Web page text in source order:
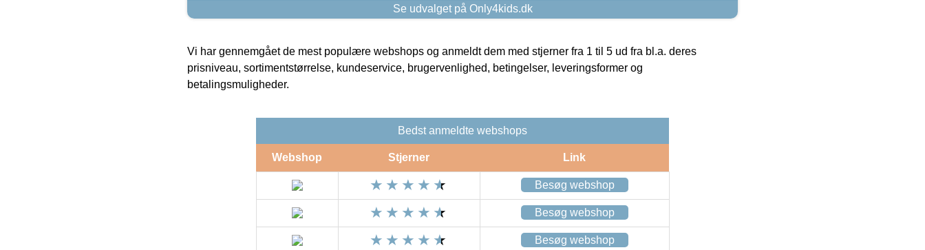
Se udvalget på Only4kids.dk
Vi har gennemgået de mest populære webshops og anmeldt dem med stjerner fra 1 til 5 ud fra bl.a. deres
prisniveau, sortimentstørrelse, kundeservice, brugervenlighed, betingelser, leveringsformer og
betalingsmuligheder.
Bedst anmeldte webshops
Webshop Stjerner Link
Besøg webshop
Besøg webshop
Besøg webshop